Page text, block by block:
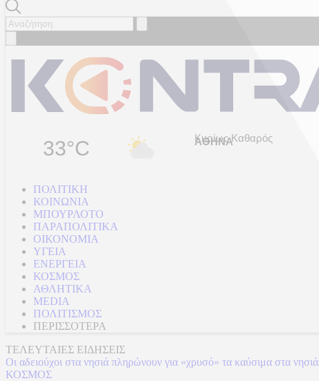
33°C Κυρίως Καθαρός
ΠΟΛΙΤΙΚΗ
ΚΟΙΝΩΝΙΑ
ΜΠΟΥΡΛΟΤΟ
ΠΑΡΑΠΟΛΙΤΙΚΑ
ΟΙΚΟΝΟΜΙΑ
ΥΓΕΙΑ
ΕΝΕΡΓΕΙΑ
ΚΟΣΜΟΣ
ΑΘΛΗΤΙΚΑ
MEDIA
ΠΟΛΙΤΙΣΜΟΣ
ΠΕΡΙΣΣΟΤΕΡΑ
ΤΕΛΕΥΤΑΙΕΣ ΕΙΔΗΣΕΙΣ
Οι αδειούχοι στα νησιά πληρώνουν για «χρυσό» τα καύσιμα στα νησιά
ΚΟΣΜΟΣ